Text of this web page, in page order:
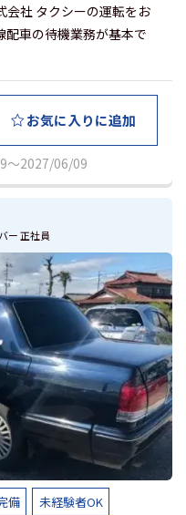
会社 タクシーの運転をお
配車の待機業務が基本で
お気に入りに追加
～2027/06/09
ー 正社員
備
未経験者OK